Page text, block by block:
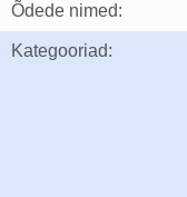
Õdede nimed:
Kategooriad: